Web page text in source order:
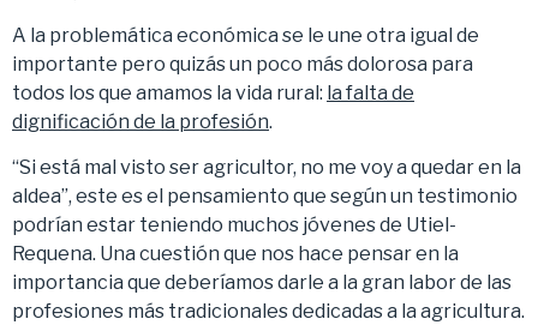
A la problemática económica se le une otra igual de
importante pero quizás un poco más dolorosa para
todos los que amamos la vida rural: la falta de
dignificación de la profesión.
“Si está mal visto ser agricultor, no me voy a quedar en la
aldea”, este es el pensamiento que según un testimonio
podrían estar teniendo muchos jóvenes de Utiel-
Requena. Una cuestión que nos hace pensar en la
importancia que deberíamos darle a la gran labor de las
profesiones más tradicionales dedicadas a la agricultura.